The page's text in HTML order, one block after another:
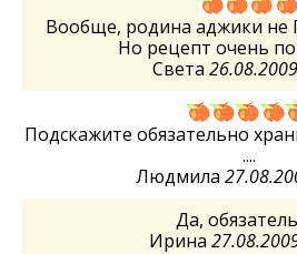
Вообще, родина аджики не
Но рецепт очень
Света
Подскажите обязательно
....
Людмила
Да,
Ирина